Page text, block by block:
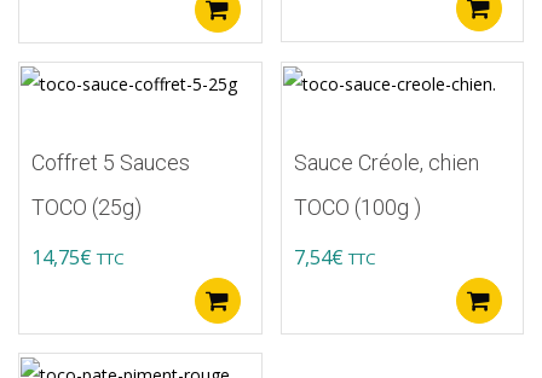
Coffret 5 Sauces
TOCO (25g)
14,75€ TTC
Sauce Créole, chien
TOCO (100g )
7,54€ TTC